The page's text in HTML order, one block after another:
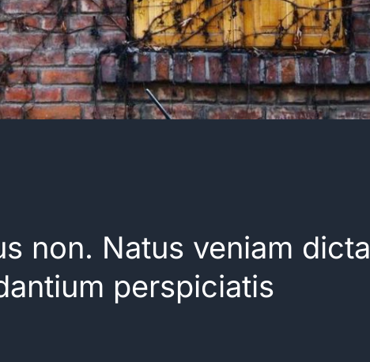
non. Natus veniam dicta
perspiciatis